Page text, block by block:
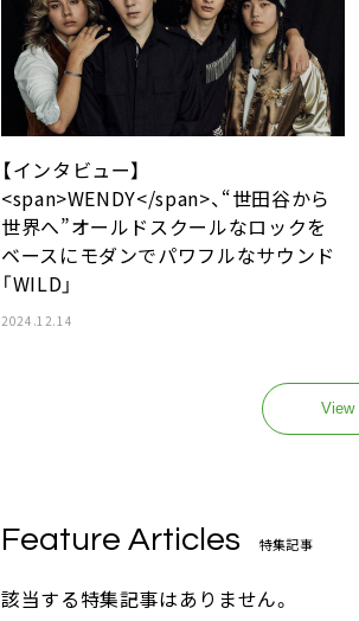
【インタビュー】
<span>WENDY</span>、“世田谷から
世界へ”オールドスクールなロックを
ベースにモダンでパワフルなサウンド
「WILD」
2024.12.14
View
Feature Articles 特集記事
該当する特集記事はありません。